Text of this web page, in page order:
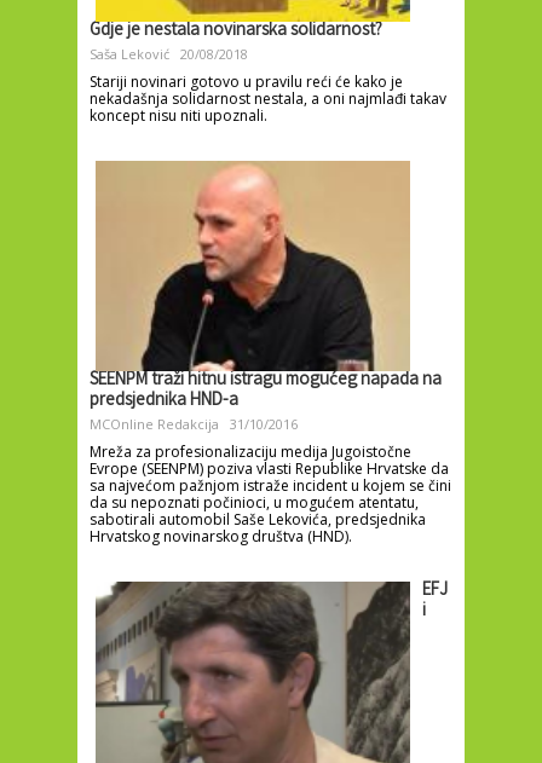
Gdje je nestala novinarska solidarnost?
Saša Leković 20/08/2018
Stariji novinari gotovo u pravilu reći će kako je
nekadašnja solidarnost nestala, a oni najmlađi takav
koncept nisu niti upoznali.
SEENPM traži hitnu istragu mogućeg napada na
predsjednika HND-a
MCOnline Redakcija 31/10/2016
Mreža za profesionalizaciju medija Jugoistočne
Evrope (SEENPM) poziva vlasti Republike Hrvatske da
sa najvećom pažnjom istraže incident u kojem se čini
da su nepoznati počinioci, u mogućem atentatu,
sabotirali automobil Saše Lekovića, predsjednika
Hrvatskog novinarskog društva (HND).
EFJ
i